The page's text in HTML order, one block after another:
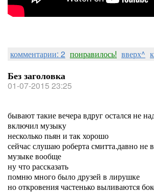
комментарии: 2 понравилось! вверх^
Без заголовка
01-07-2015 23:25
бывают такие вечера вдруг остался не
включил музыку
несколько пьян и так хорошо
сейчас слушаю роберта смитта.давно не
музыке вообще
ну что рассказать
помню много было друзей в лирушке
но откровения частенько выливаются